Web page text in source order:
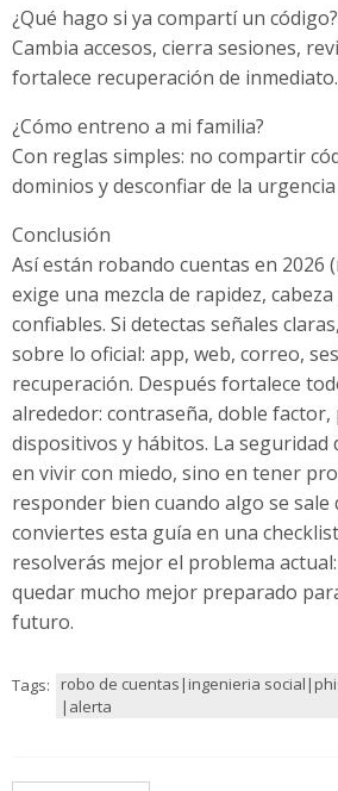
¿Qué hago si ya compartí un código?
Cambia accesos, cierra sesiones,
fortalece recuperación de inmediato.
¿Cómo entreno a mi familia?
Con reglas simples: no compartir
dominios y desconfiar de la
Conclusión
Así están robando cuentas en 2026
exige una mezcla de rapidez,
confiables. Si detectas señales
sobre lo oficial: app, web, correo,
recuperación. Después fortalece
alrededor: contraseña, doble factor,
dispositivos y hábitos. La seguridad
en vivir con miedo, sino en tener
responder bien cuando algo se sale
conviertes esta guía en una
resolverás mejor el problema
quedar mucho mejor preparado
futuro.
Tags:
robo de cuentas|ingenieria
|alerta